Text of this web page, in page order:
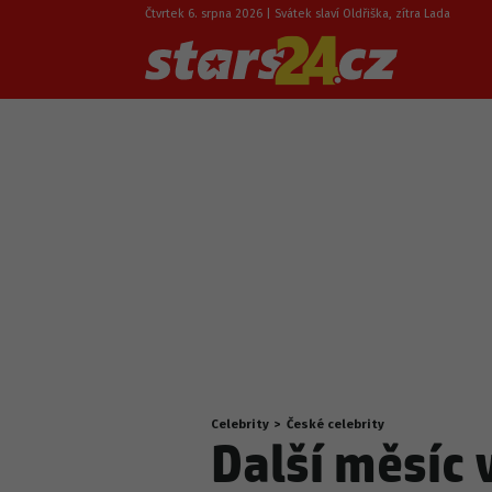
Čtvrtek 6. srpna 2026 | Svátek slaví Oldřiška, zítra Lada
Nacházíte
se
zde:
Celebrity > České celebrity
Další měsíc